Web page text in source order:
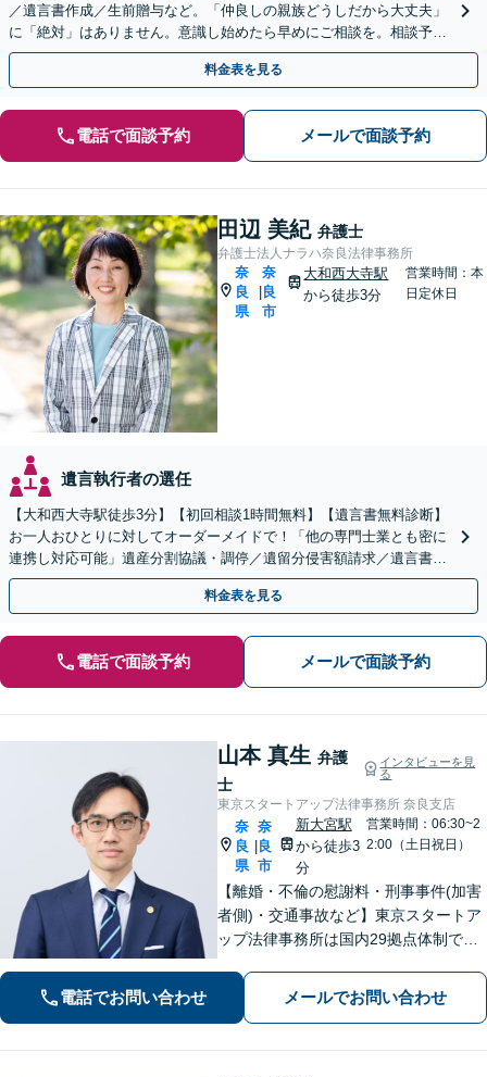
／遺言書作成／生前贈与など。「仲良しの親族どうしだから大丈夫」
に「絶対」はありません。意識し始めたら早めにご相談を。相談予約
をネットから24時間受付可能です【土曜・夜間対応可】
料金表を見る
電話で面談予約 メールで面談予約
田辺 美紀 弁護士
弁護士法人ナラハ奈良法律事務所
奈
良
県
奈
良
市
大和西大寺駅
から徒歩3分
営業時間：本
日定休日
遺言執行者の選任
【大和西大寺駅徒歩3分】【初回相談1時間無料】【遺言書無料診断】
お一人おひとりに対してオーダーメイドで！「他の専門士業とも密に
連携し対応可能」遺産分割協議・調停／遺留分侵害額請求／遺言書作
成／相続放棄など【土曜・夜間対応可】【完全個室対応】
料金表を見る
電話で面談予約 メールで面談予約
山本 真生 弁護
士
インタビューを見
る
東京スタートアップ法律事務所 奈良支店
奈
良
県
奈
良
市
新大宮駅
から徒歩3
分
営業時間：06:30~2
2:00（土日祝日）
【離婚・不倫の慰謝料・刑事事件(加害
者側)・交通事故など】東京スタートア
ップ法律事務所は国内29拠点体制で全
対応(法律相談は完全予約制)】各分野で
専門性の高い弁護士が寄り添い解決を
電話でお問い合わせ メールでお問い合わせ